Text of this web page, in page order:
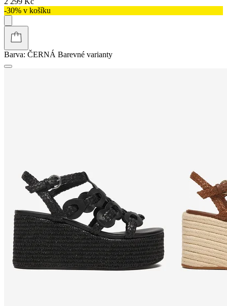
-30% v košíku
Barva: ČERNÁ Barevné varianty